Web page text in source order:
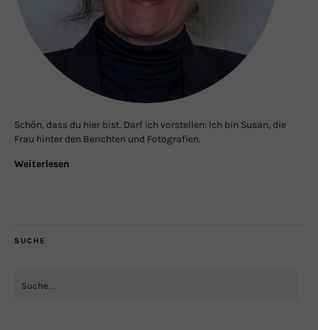
Schön, dass du hier bist. Darf ich vorstellen: Ich bin Susan, die
Frau hinter den Berichten und Fotografien.
Weiterlesen
SUCHE